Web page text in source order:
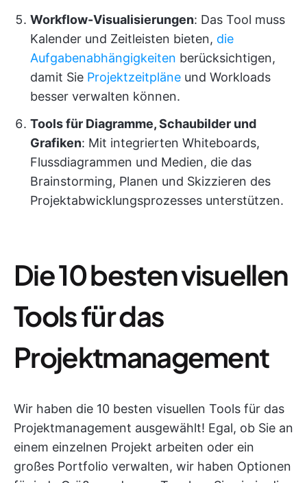
Workflow-Visualisierungen: Das Tool muss
Kalender und Zeitleisten bieten, die
Aufgabenabhängigkeiten berücksichtigen,
damit Sie Projektzeitpläne und Workloads
besser verwalten können.
Tools für Diagramme, Schaubilder und
Grafiken: Mit integrierten Whiteboards,
Flussdiagrammen und Medien, die das
Brainstorming, Planen und Skizzieren des
Projektabwicklungsprozesses unterstützen.
Die 10 besten visuellen
Tools für das
Projektmanagement
Wir haben die 10 besten visuellen Tools für das
Projektmanagement ausgewählt! Egal, ob Sie an
einem einzelnen Projekt arbeiten oder ein
großes Portfolio verwalten, wir haben Optionen